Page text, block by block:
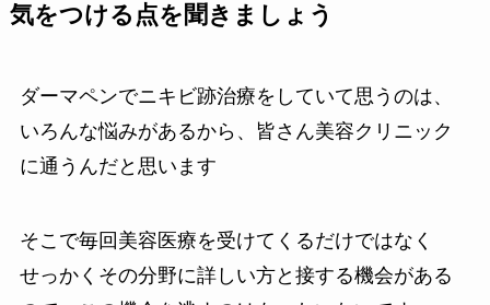
気をつける点を聞きましょう
ダーマペンでニキビ跡治療をしていて思うのは、
いろんな悩みがあるから、皆さん美容クリニック
に通うんだと思います
そこで毎回美容医療を受けてくるだけではなく
せっかくその分野に詳しい方と接する機会がある